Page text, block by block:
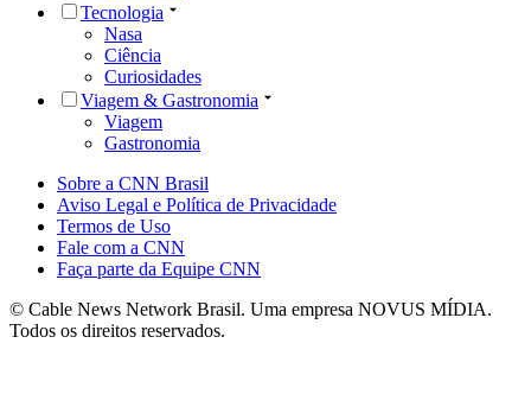
Tecnologia
Nasa
Ciência
Curiosidades
Viagem & Gastronomia
Viagem
Gastronomia
Sobre a CNN Brasil
Aviso Legal e Política de Privacidade
Termos de Uso
Fale com a CNN
Faça parte da Equipe CNN
© Cable News Network Brasil. Uma empresa NOVUS MÍDIA.
Todos os direitos reservados.